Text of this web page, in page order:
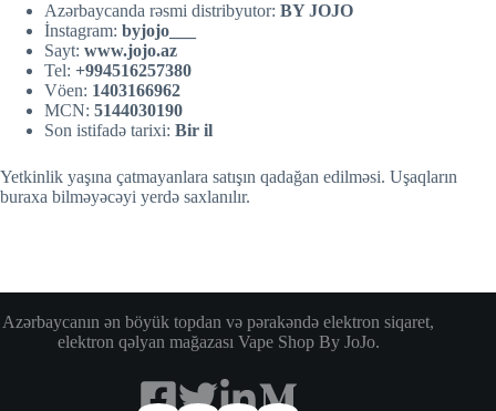
Azərbaycanda rəsmi distribyutor: BY JOJO
İnstagram: byjojo___
Sayt: www.jojo.az
Tel: +994516257380
Vöen: 1403166962
MCN: 5144030190
Son istifadə tarixi: Bir il
Yetkinlik yaşına çatmayanlara satışın qadağan edilməsi. Uşaqların
buraxa bilməyəcəyi yerdə saxlanılır.
Azərbaycanın ən böyük topdan və pərakəndə elektron siqaret,
elektron qəlyan mağazası Vape Shop By JoJo.